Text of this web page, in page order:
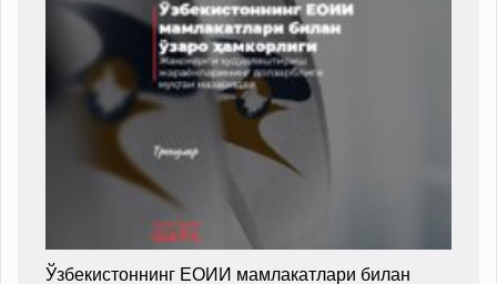
Ўзбекистоннинг ЕОИИ мамлакатлари билан